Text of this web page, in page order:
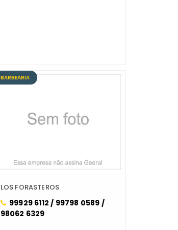
BARBEARIA
LOS FORASTEROS
99929 6112 / 99798 0589 /
98062 6329